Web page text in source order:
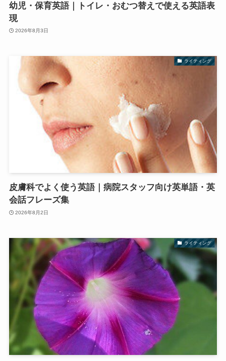
幼児・保育英語｜トイレ・おむつ替えで使える英語表
現
2026年8月3日
ライティング
皮膚科でよく使う英語｜病院スタッフ向け英単語・英
会話フレーズ集
2026年8月2日
ライティング